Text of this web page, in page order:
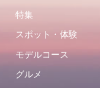
特集
スポット・体験
モデルコース
グルメ